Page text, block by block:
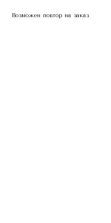
Возможен повтор на заказ